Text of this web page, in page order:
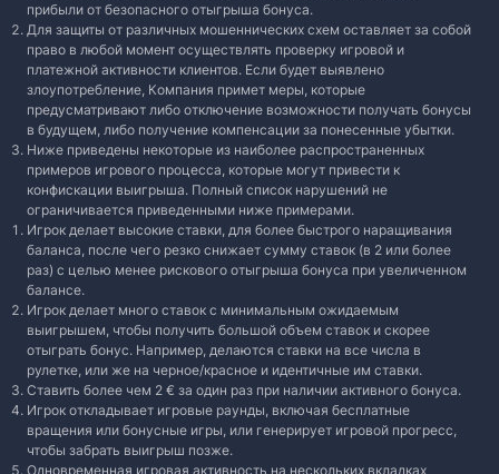
прибыли от безопасного отыгрыша бонуса.
Для защиты от различных мошеннических схем оставляет за собой
право в любой момент осуществлять проверку игровой и
платежной активности клиентов. Если будет выявлено
злоупотребление, Компания примет меры, которые
предусматривают либо отключение возможности получать бонусы
в будущем, либо получение компенсации за понесенные убытки.
Ниже приведены некоторые из наиболее распространенных
примеров игрового процесса, которые могут привести к
конфискации выигрыша. Полный список нарушений не
ограничивается приведенными ниже примерами.
Игрок делает высокие ставки, для более быстрого наращивания
баланса, после чего резко снижает сумму ставок (в 2 или более
раз) с целью менее рискового отыгрыша бонуса при увеличенном
балансе.
Игрок делает много ставок с минимальным ожидаемым
выигрышем, чтобы получить большой объем ставок и скорее
отыграть бонус. Например, делаются ставки на все числа в
рулетке, или же на черное/красное и идентичные им ставки.
Ставить более чем 2 € за один раз при наличии активного бонуса.
Игрок откладывает игровые раунды, включая бесплатные
вращения или бонусные игры, или генерирует игровой прогресс,
чтобы забрать выигрыш позже.
Одновременная игровая активность на нескольких вкладках